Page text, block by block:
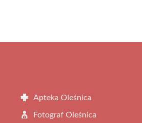
Apteka Oleśnica
Fotograf Oleśnica